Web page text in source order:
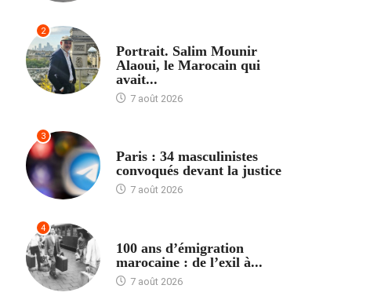
2
Portrait. Salim Mounir
Alaoui, le Marocain qui
avait...
7 août 2026
3
Paris : 34 masculinistes
convoqués devant la justice
7 août 2026
4
100 ans d’émigration
marocaine : de l’exil à...
7 août 2026